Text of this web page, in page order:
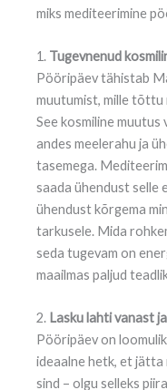
miks mediteerimine
1. Tugevnenud
Pööripäev tähistab
muutumist, mille
See kosmiline muutus
andes meelerahu ja
tasemega.
saada ühendust selle
ühendust kõrgema
tarkusele. Mida
seda tugevam on
maailmas paljud
2. Lasku lahti vanast
Pööripäev on
ideaalne hetk, et jätta
sind – olgu selleks